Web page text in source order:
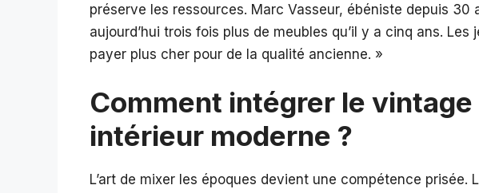
préserve les ressources. Marc Vasseur, ébéniste depuis 30
aujourd’hui trois fois plus de meubles qu’il y a cinq ans.
payer plus cher pour de la qualité ancienne. »
Comment intégrer le vintage
intérieur moderne ?
L’art de mixer les époques devient une compétence prisée.